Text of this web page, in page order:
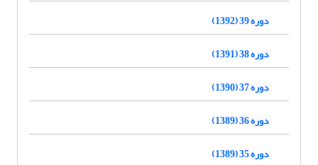
دوره 39 (1392)
دوره 38 (1391)
دوره 37 (1390)
دوره 36 (1389)
دوره 35 (1389)